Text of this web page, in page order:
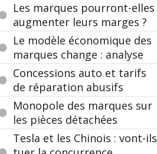
Les marques pourront-elles
augmenter leurs marges ?
Le modèle économique des
marques change : analyse
Concessions auto et tarifs
de réparation abusifs
Monopole des marques sur
les pièces détachées
Tesla et les Chinois : vont-ils